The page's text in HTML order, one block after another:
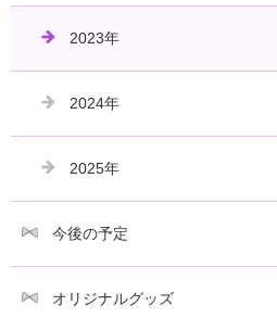
2023年
2024年
2025年
今後の予定
オリジナルグッズ